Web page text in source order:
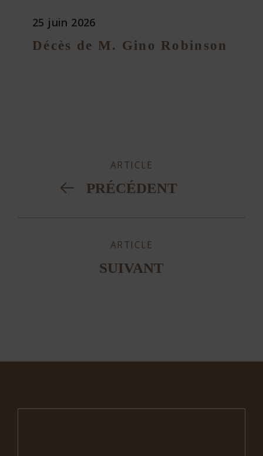
25 juin 2026
Décès de M. Gino Robinson
ARTICLE
PRÉCÉDENT
ARTICLE
SUIVANT